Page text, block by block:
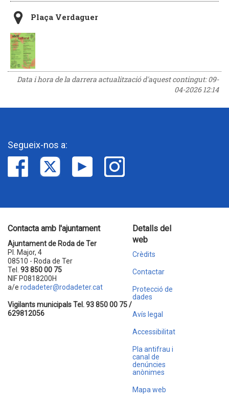
Plaça Verdaguer
Data i hora de la darrera actualització d'aquest contingut:09-
04-2026 12:14
Segueix-nos a:
Contacta amb l'ajuntament
Ajuntament de Roda de Ter
Pl. Major, 4
08510 - Roda de Ter
Tel. 93 850 00 75
NIF P0818200H
a/e rodadeter@rodadeter.cat
Vigilants municipals Tel. 93 850 00 75 /
629812056
Detalls del
web
Crèdits
Contactar
Protecció de
dades
Avís legal
Accessibilitat
Pla antifrau i
canal de
denúncies
anònimes
Mapa web